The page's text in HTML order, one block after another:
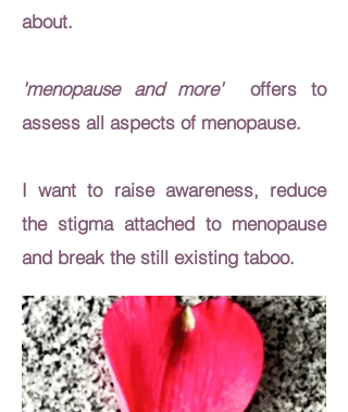
about.
'menopause and more'
offers to
assess all aspects of menopause.
I want to raise awareness, reduce
the stigma attached to menopause
and break the still existing taboo.